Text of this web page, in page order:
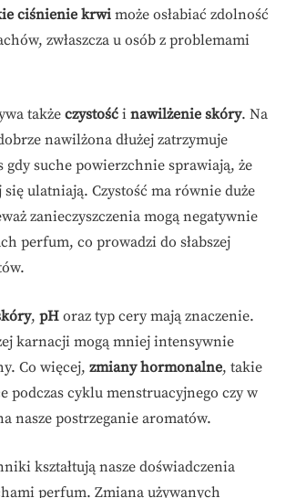
ciśnienie krwimoże osłabiać zdolność
zwłaszcza u osób z problemami
także czystość i nawilżenie skóry. Na
nawilżona dłużej zatrzymuje
gdy suche powierzchnie sprawiają, że
ulatniają. Czystość ma równie duże
zanieczyszczenia mogą negatywnie
perfum, co prowadzi do słabszej
, pH oraz typ cery mają znaczenie.
karnacji mogą mniej intensywnie
Co więcej, zmiany hormonalne, takie
podczas cyklu menstruacyjnego czy w
nasze postrzeganie aromatów.
kształtują nasze doświadczenia
perfum. Zmiana używanych